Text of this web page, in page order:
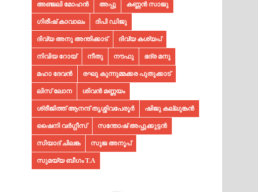
അഞ്ജലി മോഹൻ അപ്പു കണ്ണൻ സാജു
ഗിരീഷ് കാവാലം ദിപി ഡിജു
ദിവ്യ അനു അന്തിക്കാട് ദിവ്യ കശ്യപ്
നിവിയ റോയ് നീതു നൗഫു ഭദ്ര മനു
മഹാ ദേവൻ രഘു കുന്നുമ്മക്കര പുതുക്കാട്
ലിസ് ലോന ശിവൻ മണ്ണയം
ശ്രീജിത്ത് ആനന്ദ് തൃശ്ശിവപേരൂർ ഷിജു കല്ലുങ്കൻ
ഷൈനി വർഗ്ഗീസ് സന്തോഷ് അപ്പുക്കുട്ടൻ
സിയാദ് ചിലങ്ക സുജ അനൂപ്‌
സുമയ്യ ബീഗം T.A